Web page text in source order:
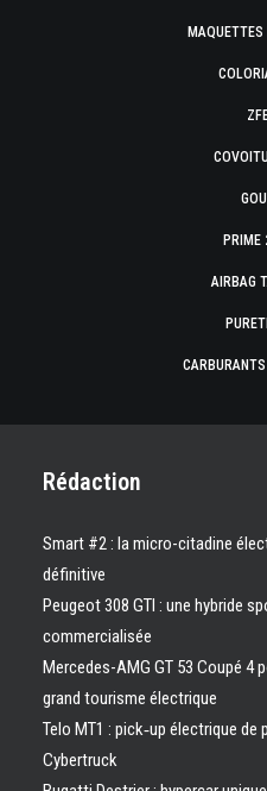
MAQUETTES
PRIME
AIRBAG
Rédaction
Smart #2 : la micro-citadine
définitive
Peugeot 308 GTI : une hybride
commercialisée
Mercedes-AMG GT 53 Coupé 4
grand tourisme électrique
Telo MT1 : pick‑up électrique
Cybertruck